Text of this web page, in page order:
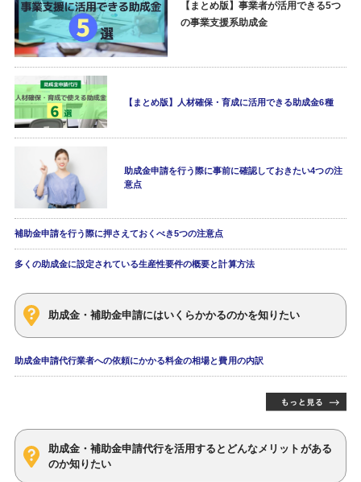
【まとめ版】事業者が活用できる5つ
の事業支援系助成金
【まとめ版】人材確保・育成に活用できる助成金6種
助成金申請を行う際に事前に確認しておきたい4つの注
意点
補助金申請を行う際に押さえておくべき5つの注意点
多くの助成金に設定されている生産性要件の概要と計算方法
助成金・補助金申請にはいくらかかるのかを知りたい
助成金申請代行業者への依頼にかかる料金の相場と費用の内訳
助成金・補助金申請代行を活用するとどんなメリットがある
のか知りたい